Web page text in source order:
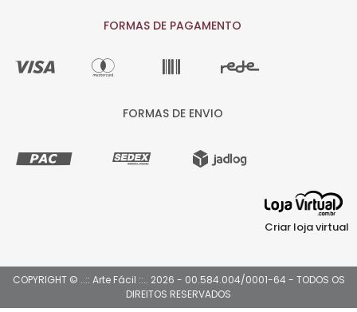
FORMAS DE PAGAMENTO
FORMAS DE ENVIO
Criar loja virtual
COPYRIGHT © ..:: Arte Fácil ::.. 2026 - 00.584.004/0001-64 - TODOS OS
DIREITOS RESERVADOS